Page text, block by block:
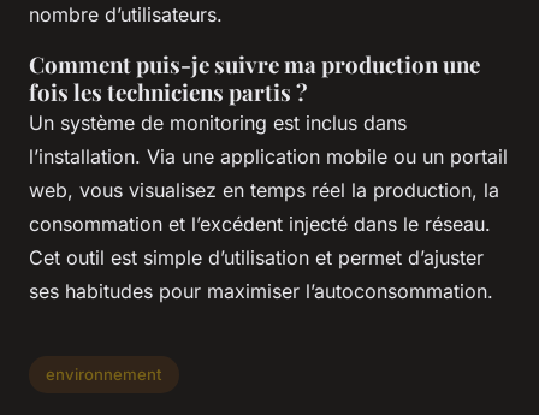
nombre d’utilisateurs.
Comment puis-je suivre ma production une
fois les techniciens partis ?
Un système de monitoring est inclus dans
l’installation. Via une application mobile ou un portail
web, vous visualisez en temps réel la production, la
consommation et l’excédent injecté dans le réseau.
Cet outil est simple d’utilisation et permet d’ajuster
ses habitudes pour maximiser l’autoconsommation.
environnement